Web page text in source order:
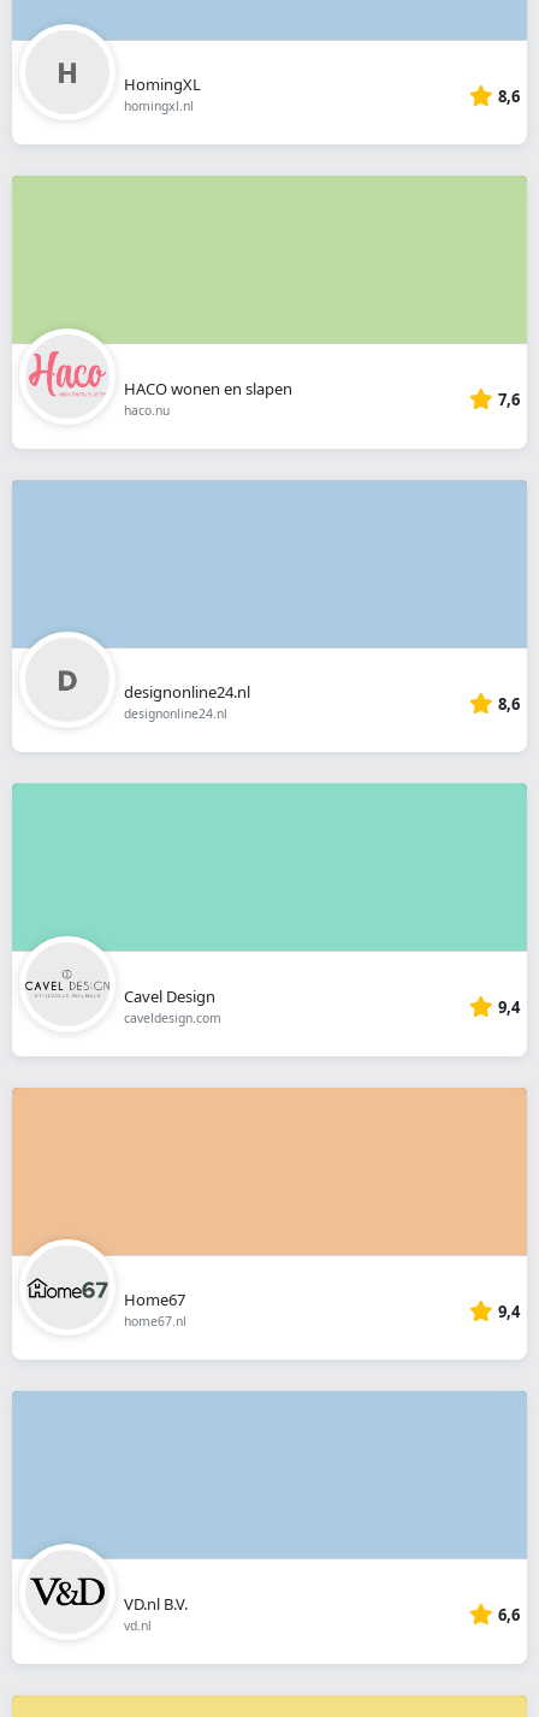
HomingXL
homingxl.nl 8,6
HACO wonen en slapen
haco.nu 7,6
designonline24.nl
designonline24.nl 8,6
Cavel Design
caveldesign.com 9,4
Home67
home67.nl 9,4
VD.nl B.V.
vd.nl 6,6